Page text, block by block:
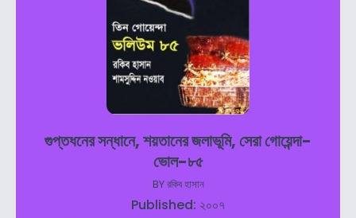
গুপ্তধনের সন্ধানে, শয়তানের জলাভূমি, সেরা গোয়েন্দা-
ভোল-৮৫
BYরকিব হাসান
Published: ২০০৭